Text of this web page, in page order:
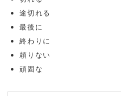
途切れる
最後に
終わりに
頼りない
頑固な